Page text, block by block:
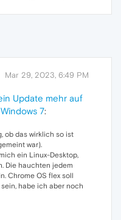
Mar 29, 2023, 6:49 PM
Update mehr auf
7:
ob das wirklich so ist
war).
ein Linux-Desktop,
Die hauchten jedem
Chrome OS flex soll
habe ich aber noch